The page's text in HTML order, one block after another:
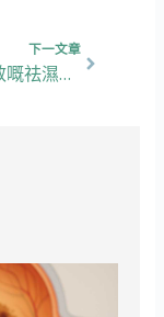
下一文章
最快速見效嘅祛濕方法！大薏仁 vs. 小薏米 揀邊個啱？祛濕攻略大公開！